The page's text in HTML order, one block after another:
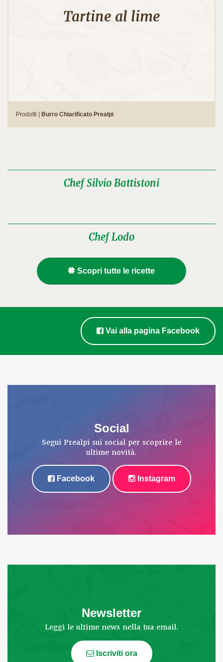
Tartine al lime
Prodotti | Burro Chiarificato Prealpi
Chef Silvio Battistoni
Chef Lodo
Scopri tutte le ricette
Vai alla pagina Facebook
Social
Segui Prealpi sui social per scoprire le
ultime novità.
Facebook Instagram
Newsletter
Leggi le ultime news nella tua email.
Iscriviti ora